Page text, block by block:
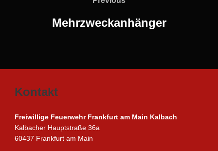
Mehrzweckanhänger
Kontakt
Freiwillige Feuerwehr Frankfurt am Main Kalbach
Kalbacher Hauptstraße 36a
60437 Frankfurt am Main